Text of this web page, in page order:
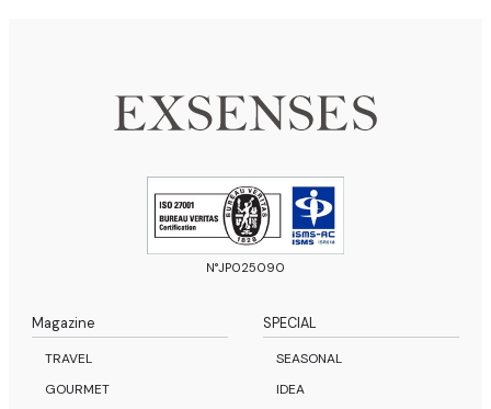
N°JP025090
Magazine
TRAVEL
GOURMET
SPECIAL
SEASONAL
IDEA